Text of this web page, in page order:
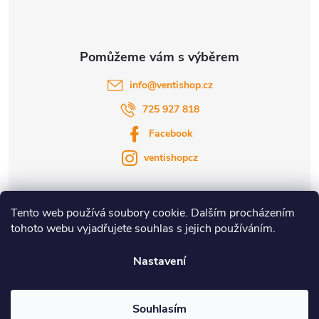
Tento web používá soubory cookie. Dalším procházením
tohoto webu vyjadřujete souhlas s jejich používáním.
Nastavení
Souhlasím
info@ventishop.cz
725 927 818
Facebook
ventishopcz
| |
Copyright 2026Ventishop.cz. Všechna práva vyhrazena.